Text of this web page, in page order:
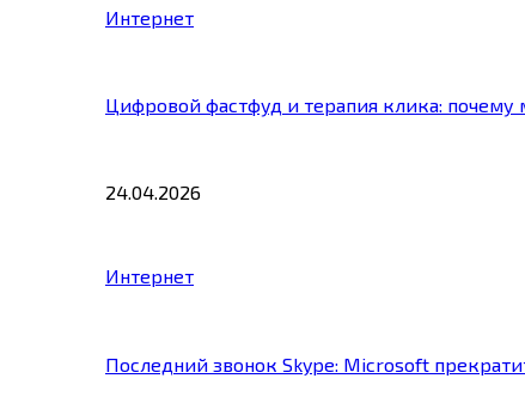
Интернет
Цифровой фастфуд и терапия клика:
24.04.2026
Интернет
Последний звонок Skype: Microsoft